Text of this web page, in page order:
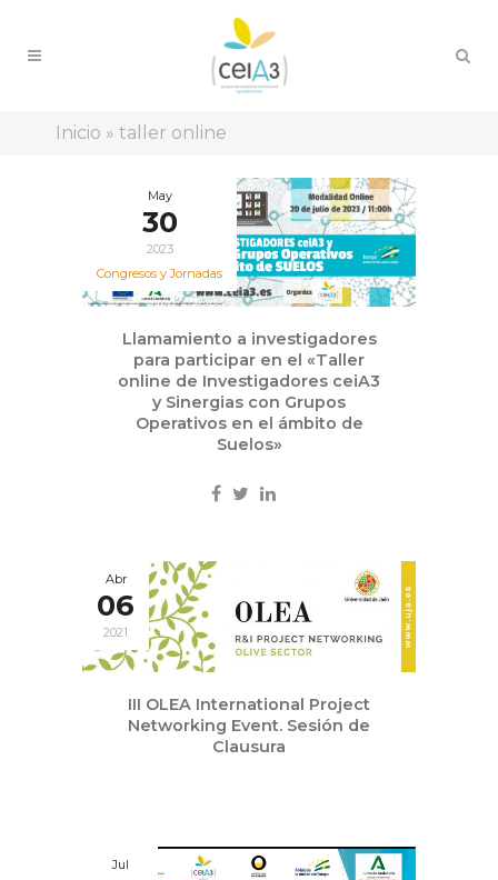
Inicio » taller online
May
30
2023
Congresos y Jornadas
Llamamiento a investigadores
para participar en el «Taller
online de Investigadores ceiA3
y Sinergias con Grupos
Operativos en el ámbito de
Suelos»
Abr
06
2021
III OLEA International Project
Networking Event. Sesión de
Clausura
Jul